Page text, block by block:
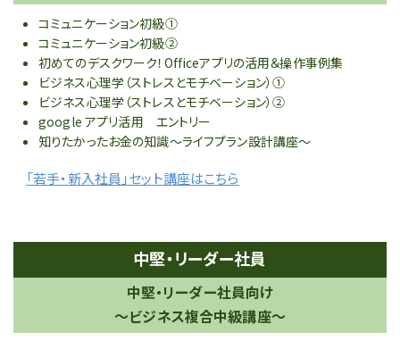
コミュニケーション初級①
コミュニケーション初級②
初めてのデスクワーク！Officeアプリの活用＆操作事例集
ビジネス心理学（ストレスとモチベーション）①
ビジネス心理学（ストレスとモチベーション）②
google アプリ活用 エントリー
知りたかったお金の知識～ライフプラン設計講座～
「若手・新入社員」セット講座はこちら
中堅・リーダー社員
中堅・リーダー社員向け
～ビジネス複合中級講座～